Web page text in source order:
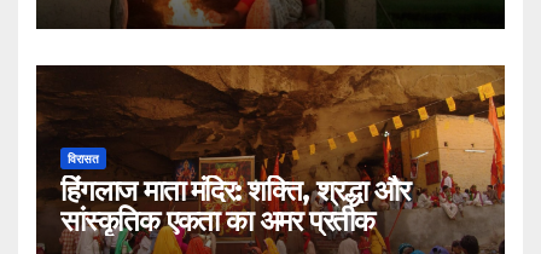
विरासत
हिंगलाज माता मंदिर: शक्ति, श्रद्धा और
सांस्कृतिक एकता का अमर प्रतीक